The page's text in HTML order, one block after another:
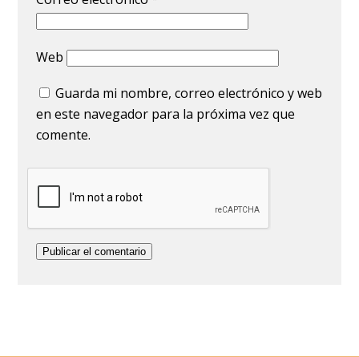
Web
Guarda mi nombre, correo electrónico y web
en este navegador para la próxima vez que
comente.